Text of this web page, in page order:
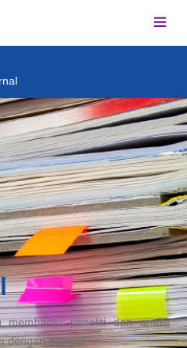
membantu peneliti dan analis
dengan optimal.